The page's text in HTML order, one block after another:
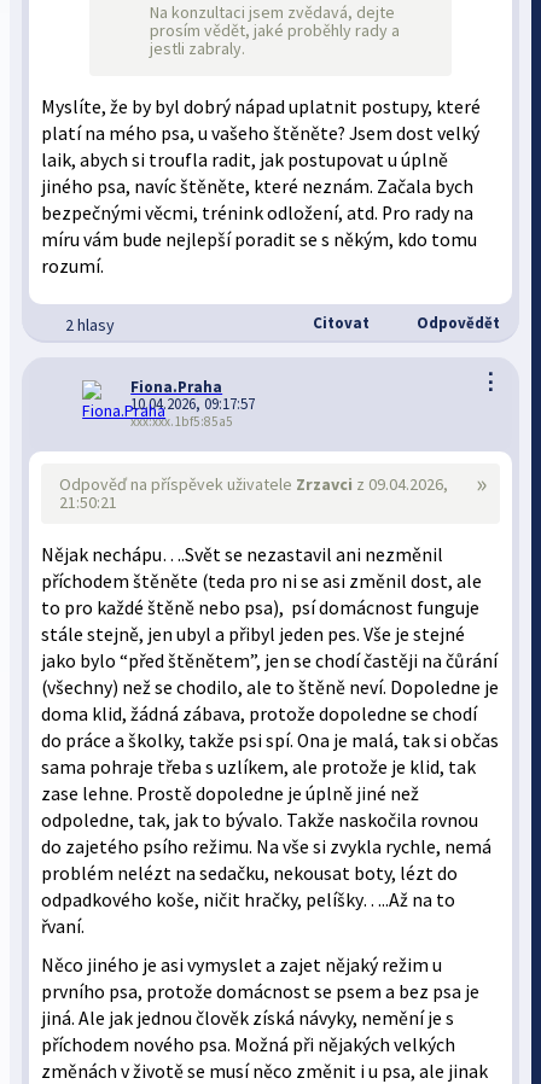
Na konzultaci jsem zvědavá, dejte
prosím vědět, jaké proběhly rady a
jestli zabraly.
Myslíte, že by byl dobrý nápad uplatnit postupy, které
platí na mého psa, u vašeho štěněte? Jsem dost velký
laik, abych si troufla radit, jak postupovat u úplně
jiného psa, navíc štěněte, které neznám. Začala bych
bezpečnými věcmi, trénink odložení, atd. Pro rady na
míru vám bude nejlepší poradit se s někým, kdo tomu
rozumí.
2 hlasy Citovat Odpovědět
⋮
Fiona.Praha
10.04.2026, 09:17:57
xxx:xxx.1bf5:85a5
»
Odpověď na příspěvek uživatele Zrzavci z 09.04.2026,
21:50:21
Nějak nechápu….Svět se nezastavil ani nezměnil
příchodem štěněte (teda pro ni se asi změnil dost, ale
to pro každé štěně nebo psa), psí domácnost funguje
stále stejně, jen ubyl a přibyl jeden pes. Vše je stejné
jako bylo “před štěnětem”, jen se chodí častěji na čůrání
(všechny) než se chodilo, ale to štěně neví. Dopoledne je
doma klid, žádná zábava, protože dopoledne se chodí
do práce a školky, takže psi spí. Ona je malá, tak si občas
sama pohraje třeba s uzlíkem, ale protože je klid, tak
zase lehne. Prostě dopoledne je úplně jiné než
odpoledne, tak, jak to bývalo. Takže naskočila rovnou
do zajetého psího režimu. Na vše si zvykla rychle, nemá
problém nelézt na sedačku, nekousat boty, lézt do
odpadkového koše, ničit hračky, pelíšky…..Až na to
řvaní.
Něco jiného je asi vymyslet a zajet nějaký režim u
prvního psa, protože domácnost se psem a bez psa je
jiná. Ale jak jednou člověk získá návyky, nemění je s
příchodem nového psa. Možná při nějakých velkých
změnách v životě se musí něco změnit i u psa, ale jinak